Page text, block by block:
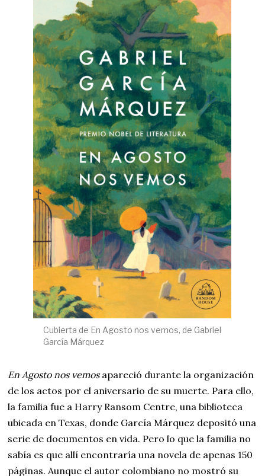
Cubierta de En Agosto nos vemos, de Gabriel
García Márquez
En Agosto nos vemosapareció durante la organización
de los actos por el aniversario de su muerte. Para ello,
la familia fue a Harry Ransom Centre, una biblioteca
ubicada en Texas, donde García Márquez depositó una
serie de documentos en vida. Pero lo que la familia no
sabía es que allí encontraría una novela de apenas 150
páginas. Aunque el autor colombiano no mostró su